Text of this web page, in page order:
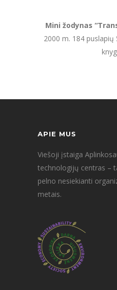
Mini žodynas
2000 m. 184
APIE MUS
Viešoji įstaiga
technologijų centras –
pelno nesiekianti
metais.